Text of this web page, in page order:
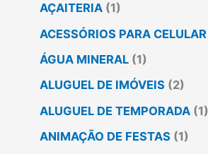
AÇAITERIA (1)
ACESSÓRIOS PARA CELULAR
ÁGUA MINERAL (1)
ALUGUEL DE IMÓVEIS (2)
ALUGUEL DE TEMPORADA (1)
ANIMAÇÃO DE FESTAS (1)